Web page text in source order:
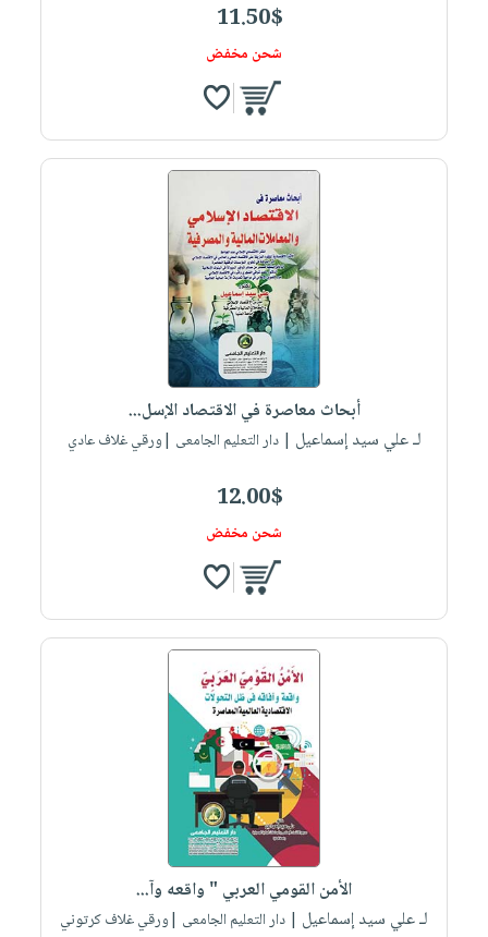
11.50$
شحن مخفض
أبحاث معاصرة في الاقتصاد الإسل...
لـ علي سيد إسماعيل | دار التعليم الجامعى |ورقي غلاف عادي
12.00$
شحن مخفض
الأمن القومي العربي " واقعه وآ...
لـ علي سيد إسماعيل | دار التعليم الجامعى |ورقي غلاف كرتوني